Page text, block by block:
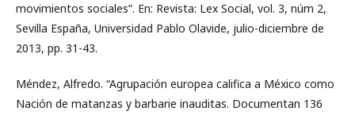
movimientos sociales”. En: Revista: Lex Social, vol. 3, núm 2,
Sevilla España, Universidad Pablo Olavide, julio-diciembre de
2013, pp. 31-43.
Méndez, Alfredo. “Agrupación europea califica a México como
Nación de matanzas y barbarie inauditas. Documentan 136